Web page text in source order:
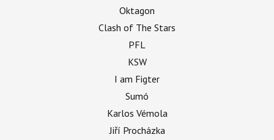
Oktagon
Clash of The Stars
PFL
KSW
I am Figter
Sumó
Karlos Vémola
Jiří Procházka